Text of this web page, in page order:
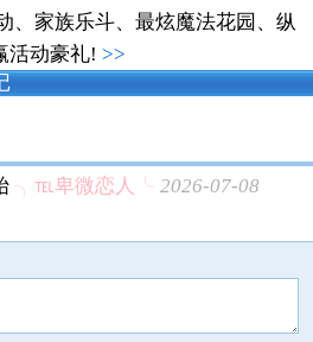
、家族乐斗、最炫魔法花园、纵
活动豪礼! >>
╮℡卑微恋人╰ 2026-07-08